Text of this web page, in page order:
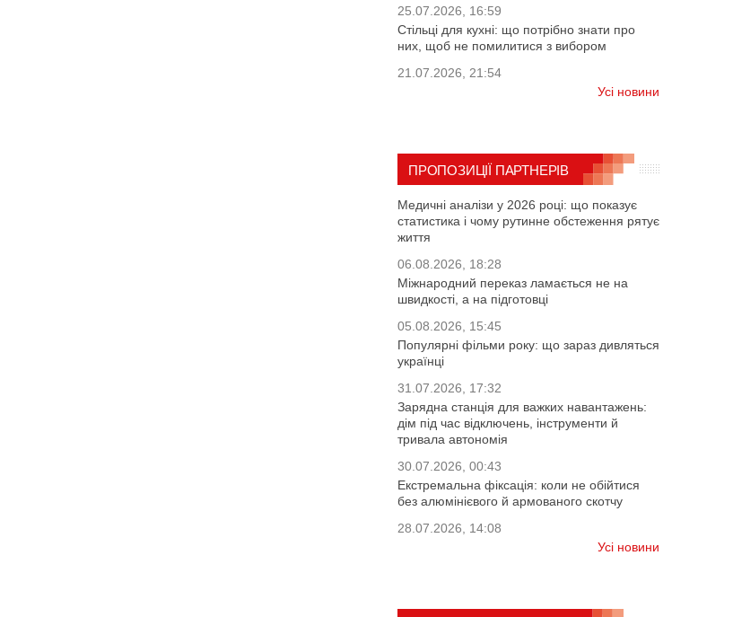
25.07.2026, 16:59
Стільці для кухні: що потрібно знати про
них, щоб не помилитися з вибором
21.07.2026, 21:54
Усі новини
ПРОПОЗИЦІЇ ПАРТНЕРІВ
Медичні аналізи у 2026 році: що показує
статистика і чому рутинне обстеження рятує
життя
06.08.2026, 18:28
Міжнародний переказ ламається не на
швидкості, а на підготовці
05.08.2026, 15:45
Популярні фільми року: що зараз дивляться
українці
31.07.2026, 17:32
Зарядна станція для важких навантажень:
дім під час відключень, інструменти й
тривала автономія
30.07.2026, 00:43
Екстремальна фіксація: коли не обійтися
без алюмінієвого й армованого скотчу
28.07.2026, 14:08
Усі новини